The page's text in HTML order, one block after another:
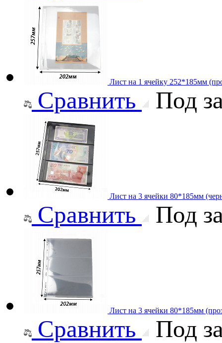
Лист на 1 ячейку 252*185мм
Сравнить Под
Лист на 3 ячейки 80*185мм
Сравнить Под
Лист на 3 ячейки 80*185мм
Сравнить Под